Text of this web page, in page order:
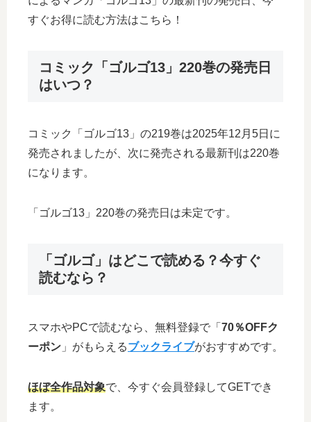
すぐお得に読む方法はこちら！
コミック「ゴルゴ13」220巻の発売日
はいつ？
コミック「ゴルゴ13」の219巻は2025年12月5日に
発売されましたが、次に発売される最新刊は220巻
になります。
「ゴルゴ13」220巻の発売日は未定です。
「ゴルゴ」はどこで読める？今すぐ
読むなら？
スマホやPCで読むなら、無料登録で「 70％OFFク
ーポン 」がもらえるブックライブがおすすめです。
ほぼ全作品対象で、今すぐ会員登録してGETでき
ます。